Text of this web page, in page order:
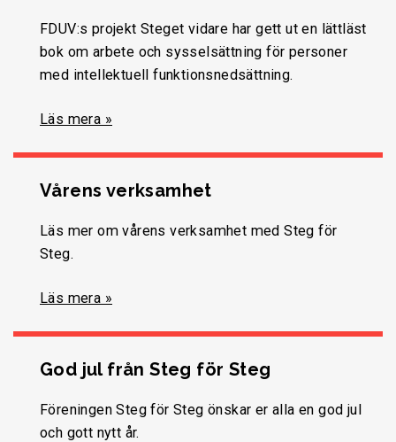
FDUV:s projekt Steget vidare har gett ut en lättläst
bok om arbete och sysselsättning för personer
med intellektuell funktionsnedsättning.
Läs mera »
Vårens verksamhet
Läs mer om vårens verksamhet med Steg för
Steg.
Läs mera »
God jul från Steg för Steg
Föreningen Steg för Steg önskar er alla en god jul
och gott nytt år.